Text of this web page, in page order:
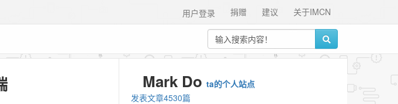
关于IMCN
建议
捐赠
用户登录
Mark Do ta的个人站点
发表文章4530篇